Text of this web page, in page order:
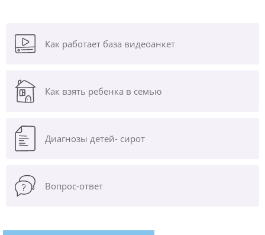
Как работает база видеоанкет
Как взять ребенка в семью
Диагнозы детей- сирот
Вопрос-ответ